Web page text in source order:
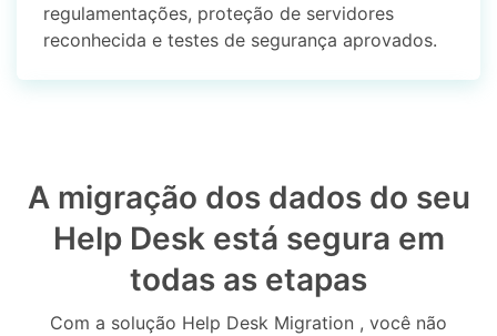
regulamentações, proteção de servidores
reconhecida e testes de segurança aprovados.
A migração dos dados do seu
Help Desk está segura em
todas as etapas
Com a solução Help Desk Migration , você não